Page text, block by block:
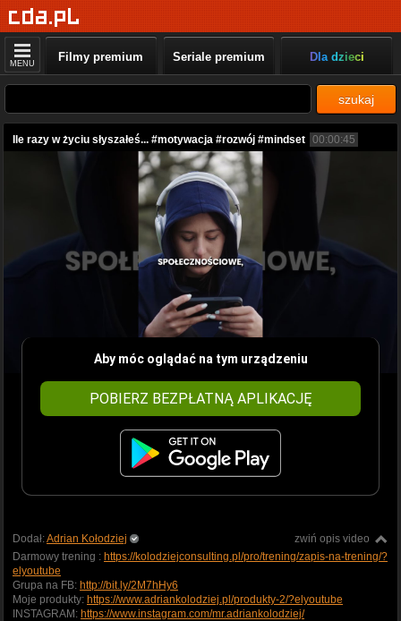
MENU Filmy premium Seriale premium Dla dzieci
szukaj
Ile razy w życiu słyszałeś... #motywacja #rozwój #mindset 00:00:45
Aby móc oglądać na tym urządzeniu
POBIERZ BEZPŁATNĄ APLIKACJĘ
zwiń opis video
Dodał:Adrian Kołodziej
Darmowy trening : https://kolodziejconsulting.pl/pro/trening/zapis-na-trening/?
elyoutube
Grupa na FB: http://bit.ly/2M7hHy6
Moje produkty: https://www.adriankolodziej.pl/produkty-2/?elyoutube
INSTAGRAM: https://www.instagram.com/mr.adriankolodziej/